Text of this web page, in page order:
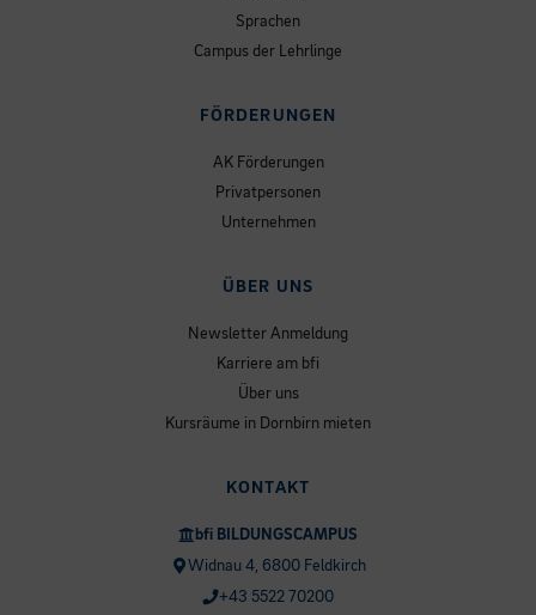
Sprachen
Campus der Lehrlinge
FÖRDERUNGEN
AK Förderungen
Privatpersonen
Unternehmen
ÜBER UNS
Newsletter Anmeldung
Karriere am bfi
Über uns
Kursräume in Dornbirn mieten
KONTAKT
bfi BILDUNGSCAMPUS
Widnau 4, 6800 Feldkirch
+43 5522 70200